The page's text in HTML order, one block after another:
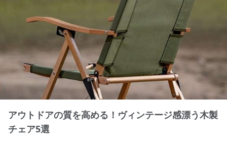
アウトドアの質を高める！ヴィンテージ感漂う木製
チェア5選